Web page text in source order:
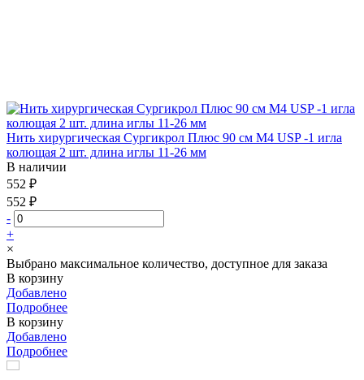
Нить хирургическая Сургикрол Плюс 90 см М4 USP -1 игла
колющая 2 шт. длина иглы 11-26 мм
В наличии
552 ₽
552 ₽
-
+
×
Выбрано максимальное количество, доступное для заказа
В корзину
Добавлено
Подробнее
В корзину
Добавлено
Подробнее